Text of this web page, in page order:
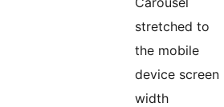
stretched to
the mobile
device screen
width